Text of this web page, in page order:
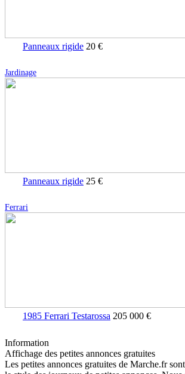
Panneaux rigide 20 €
Jardinage
Panneaux rigide 25 €
Ferrari
1985 Ferrari Testarossa 205 000 €
Information
Affichage des petites annonces gratuites
Les petites annonces gratuites de Marche.fr